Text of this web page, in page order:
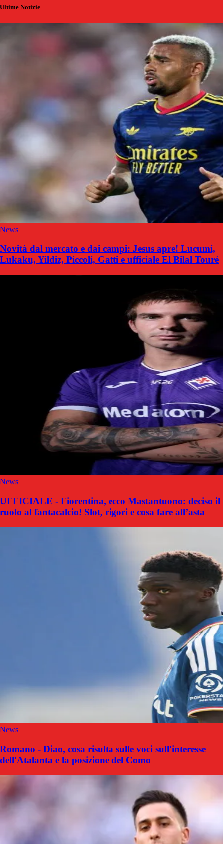
Ultime Notizie
News
Novità dal mercato e dai campi: Jesus apre! Lucumi,
Lukaku, Yildiz, Piccoli, Gatti e ufficiale El Bilal Touré
News
UFFICIALE - Fiorentina, ecco Mastantuono: deciso il
ruolo al fantacalcio! Slot, rigori e cosa fare all’asta
News
Romano - Diao, cosa risulta sulle voci sull'interesse
dell'Atalanta e la posizione del Como